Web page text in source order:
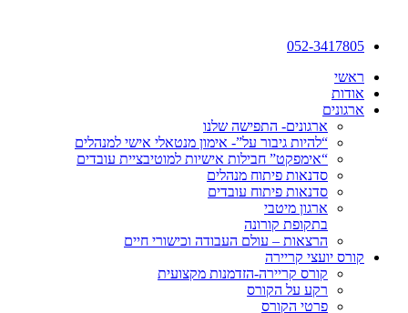
052-3417805
ראשי
אודות
ארגונים
ארגונים- התפישה שלנו
“להיות גיבור על”- אימון מנטאלי אישי למנהלים
“אימפקט” חבילות אישיות למוטיבציית עובדים
סדנאות פיתוח מנהלים
סדנאות פיתוח עובדים
ארגון מיטבי
בתקופת קורונה
הרצאות – עולם העבודה וכישורי חיים
קורס יועצי קריירה
קורס קריירה-הזדמנות מקצועית
רקע על הקורס
פרטי הקורס